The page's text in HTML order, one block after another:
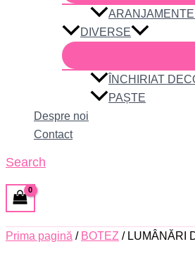
DIVERSE
ÎNCHIRIAT
PAȘTE
Despre noi
Contact
Search
Prima pagină / BOTEZ / LUMÂNĂRI